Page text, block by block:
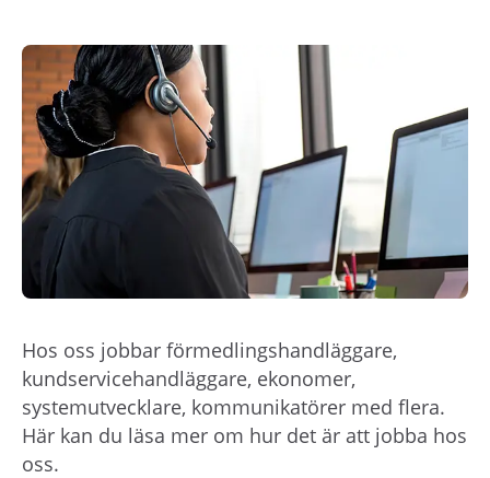
Hos oss jobbar förmedlingshandläggare,
kundservicehandläggare, ekonomer,
systemutvecklare, kommunikatörer med flera.
Här kan du läsa mer om hur det är att jobba hos
oss.